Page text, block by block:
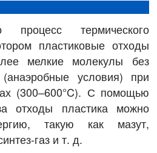
термического
пластиковые отходы
мелкие молекулы без
условия) при
(300–600°C). С помощью
отходы пластика можно
такую ​​как мазут,
газ и т. д.